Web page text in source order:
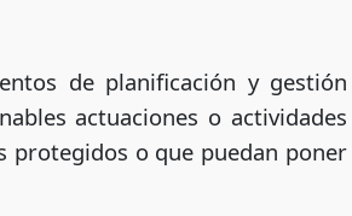
de planificación y gestión
actuaciones o actividades
protegidos o que puedan poner